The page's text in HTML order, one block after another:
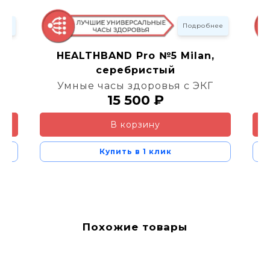
Подробнее
HEALTHBAND Pro №5 Milan,
серебристый
Умные часы здоровья с ЭКГ
15 500 ₽
В корзину
Купить в 1 клик
Похожие товары